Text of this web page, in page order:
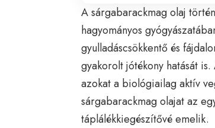
A sárgabarackmag olaj
hagyományos
gyulladáscsökkentő és
gyakorolt jótékony hatását
azokat a biológiailag aktív
sárgabarackmag olajat az
táplálékkiegészítővé emelik.